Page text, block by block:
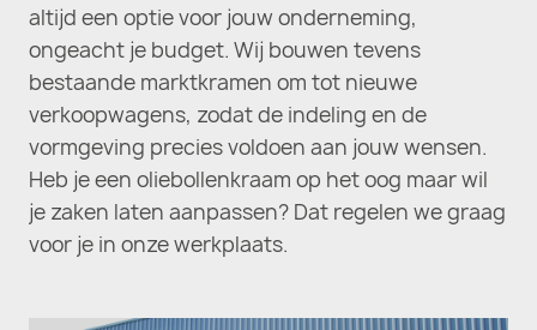
altijd een optie voor jouw onderneming,
ongeacht je budget. Wij bouwen tevens
bestaande marktkramen om tot nieuwe
verkoopwagens, zodat de indeling en de
vormgeving precies voldoen aan jouw wensen.
Heb je een oliebollenkraam op het oog maar wil
je zaken laten aanpassen? Dat regelen we graag
voor je in onze werkplaats.